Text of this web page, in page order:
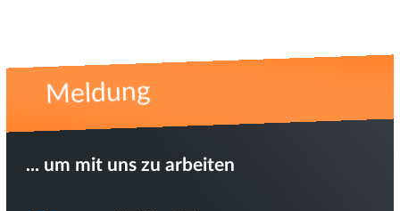
Meldung
... um mit uns zu arbeiten